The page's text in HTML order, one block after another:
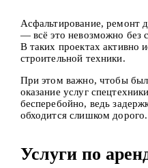
Асфальтирование, ремонт
— всё это невозможно без
В таких проектах активно
строительной техники.
При этом важно, чтобы
оказание услуг
бесперебойно, ведь
обходится слишком дорого.
Услуги по